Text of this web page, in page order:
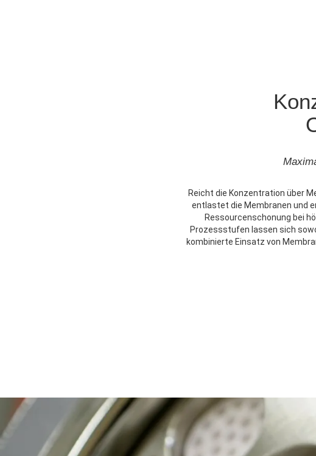
Reicht die Konzentration über
entlastet die Membranen und
Ressourcenschonung bei
Prozessstufen lassen sich
kombinierte Einsatz von